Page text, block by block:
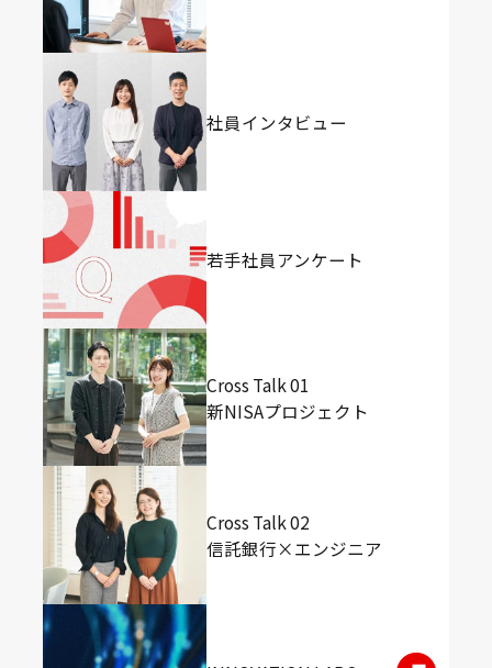
社員インタビュー
若手社員アンケート
Cross Talk 01
新NISAプロジェクト
Cross Talk 02
信託銀行×エンジニア